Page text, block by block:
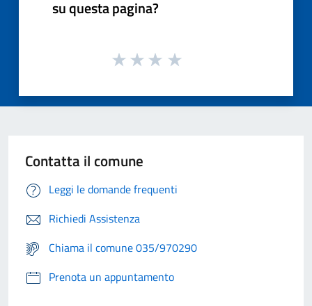
su questa pagina?
Contatta il comune
Leggi le domande frequenti
Richiedi Assistenza
Chiama il comune 035/970290
Prenota un appuntamento